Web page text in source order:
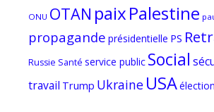
ONU OTAN paixPalestine
propagande présidentielle PS
Russie Santé service public Social
travail Trump Ukraine USAélection